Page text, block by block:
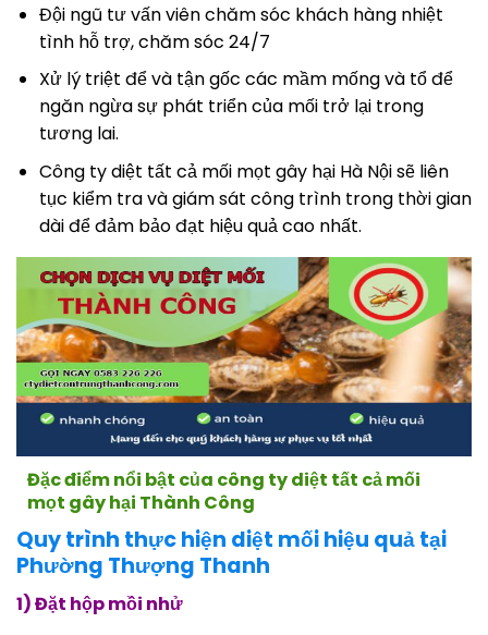
Đội ngũ tư vấn viên chăm sóc khách hàng nhiệt
tình hỗ trợ, chăm sóc 24/7
Xử lý triệt để và tận gốc các mầm mống và tổ để
ngăn ngừa sự phát triển của mối trở lại trong
tương lai.
Công ty diệt tất cả mối mọt gây hại Hà Nội sẽ liên
tục kiểm tra và giám sát công trình trong thời gian
dài để đảm bảo đạt hiệu quả cao nhất.
Đặc điểm nổi bật của công ty diệt tất cả mối
mọt gây hại Thành Công
Quy trình thực hiện diệt mối hiệu quả tại
Phường Thượng Thanh
1) Đặt hộp mồi nhử